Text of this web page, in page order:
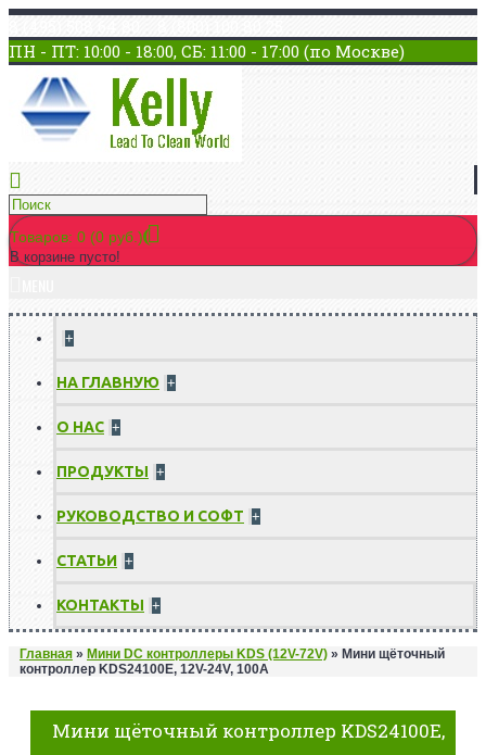
ПН - ПТ: 10:00 - 18:00, СБ: 11:00 - 17:00 (по Москве)
Товаров: 0 (0 руб.)
В корзине пусто!
+
НА ГЛАВНУЮ +
О НАС +
ПРОДУКТЫ +
РУКОВОДСТВО И СОФТ +
СТАТЬИ +
КОНТАКТЫ +
Главная » Мини DC контроллеры KDS (12V-72V) » Мини щёточный
контроллер KDS24100E, 12V-24V, 100A
Мини щёточный контроллер KDS24100E,